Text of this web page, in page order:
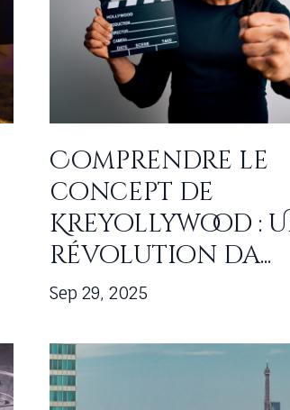
Comprendre le
concept de
Kreyollywood :
révolution da...
Sep 29, 2025